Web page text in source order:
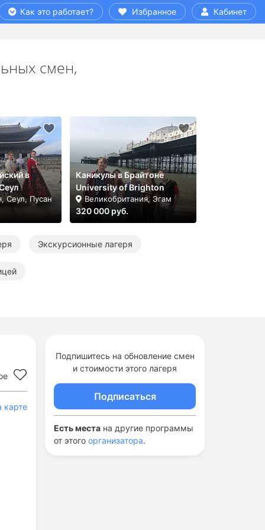
Как это работает? Избранное Кабинет
карте
Подпишитесь на обновление смен
и стоимости этого лагеря
Подписаться
Есть места на другие программы
от этого организатора.
смен,
в
Сеул, Пусан
Каникулы в Брайтоне
University of Brighton
Великобритания, Эгам
320 000 руб.
Экскурсионные лагеря